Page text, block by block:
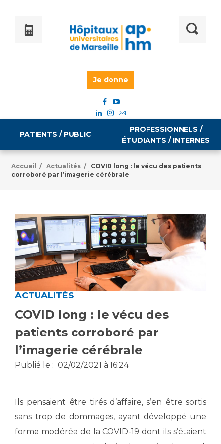
Je donne
PATIENTS / PUBLIC
Informations pratiques
Tarifs
Vous accompagnez, vous rendez visite à un patient
Vous allez être hospitalisé(e)
Vous avez un examen d'imagerie ou de radiologie
à réaliser
Vous avez une analyse à réaliser
Vous venez en consultation
myaphm, votre espace santé en ligne
Infos COVID-19
Vivre ensemble à l'hôpital
Laïcité et cultes
Les associations
Livret d'accueil
PROFESSIONNELS /
ÉTUDIANTS / INTERNES
Égalité professionnelle
Emploi / formation
Emplois paramédicaux
Emplois administratifs
Emplois médicaux
Espace Formation
Étudiants hospitaliers
Emplois techniques et médico-techniques
Emplois divers
Emplois socio-éducatifs
Statuts
Stages paramédicaux
Chercheurs
La recherche clinique à l'AP-HM
Accueil / Actualités /
COVID long : le vécu des patients
corroboré par l’imagerie cérébrale
ACTUALITÉS
COVID long : le vécu des
patients corroboré par
l’imagerie cérébrale
Publié le : 02/02/2021 à 16:24
Ils pensaient être tirés d’affaire, s’en être sortis
sans trop de dommages, ayant développé une
forme modérée de la COVID-19 dont ils s’étaient